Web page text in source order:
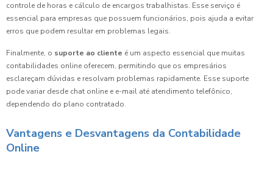
controle de horas e cálculo de encargos trabalhistas. Esse serviço é
essencial para empresas que possuem funcionários, pois ajuda a evitar
erros que podem resultar em problemas legais.
Finalmente, o suporte ao cliente é um aspecto essencial que muitas
contabilidades online oferecem, permitindo que os empresários
esclareçam dúvidas e resolvam problemas rapidamente. Esse suporte
pode variar desde chat online e e-mail até atendimento telefônico,
dependendo do plano contratado.
Vantagens e Desvantagens da Contabilidade
Online